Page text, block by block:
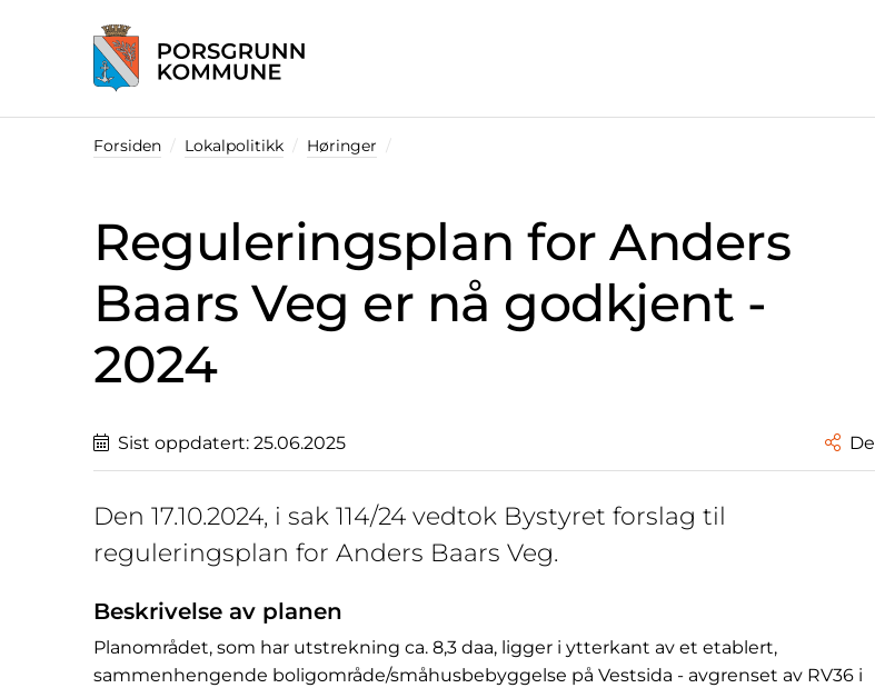
Forsiden Lokalpolitikk Høringer
Reguleringsplan for Anders
Baars Veg er nå godkjent -
2024
Sist oppdatert: 25.06.2025 Del
Den 17.10.2024, i sak 114/24 vedtok Bystyret forslag til
reguleringsplan for Anders Baars Veg.
Beskrivelse av planen
Planområdet, som har utstrekning ca. 8,3 daa, ligger i ytterkant av et etablert,
sammenhengende boligområde/småhusbebyggelse på Vestsida - avgrenset av RV36 i